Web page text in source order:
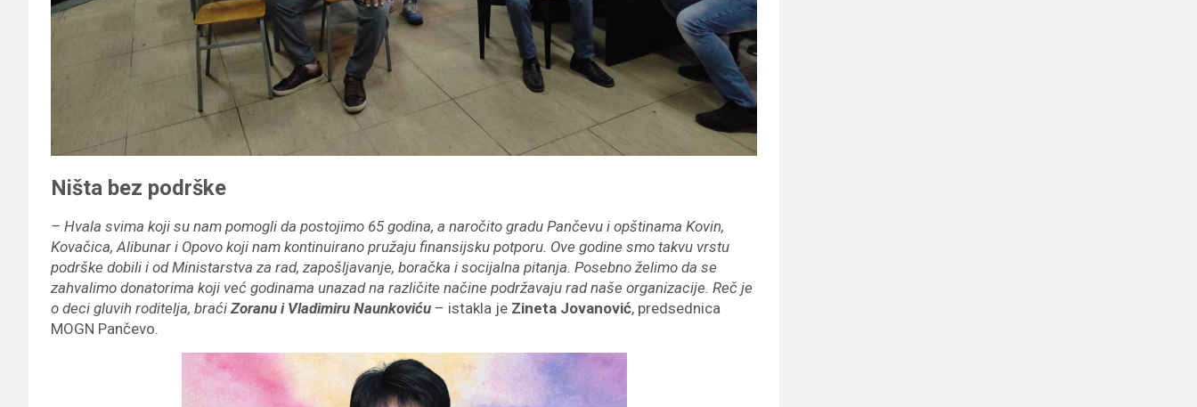
Ništa bez podrške
– Hvala svima koji su nam pomogli da postojimo 65 godina, a naročito gradu Pančevu i opštinama Kovin,
Kovačica, Alibunar i Opovo koji nam kontinuirano pružaju finansijsku potporu. Ove godine smo takvu vrstu
podrške dobili i od Ministarstva za rad, zapošljavanje, boračka i socijalna pitanja. Posebno želimo da se
zahvalimo donatorima koji već godinama unazad na različite načine podržavaju rad naše organizacije. Reč je
o deci gluvih roditelja, braćiZoranu i Vladimiru Naunkoviću – istakla je Zineta Jovanović, predsednica
MOGN Pančevo.